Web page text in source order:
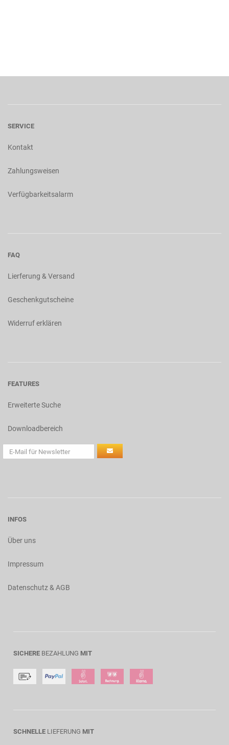
SERVICE
Kontakt
Zahlungsweisen
Verfügbarkeitsalarm
FAQ
Lierferung & Versand
Geschenkgutscheine
Widerruf erklären
FEATURES
Erweiterte Suche
Downloadbereich
INFOS
Über uns
Impressum
Datenschutz & AGB
SICHERE BEZAHLUNG MIT
SCHNELLE LIEFERUNG MIT